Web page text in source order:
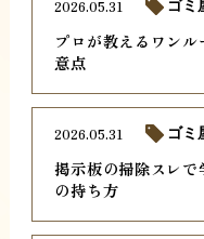
プロが教えるワン
意点
2026.05.31 ゴミ
掲示板の掃除スレ
の持ち方
2026.05.31 ゴミ